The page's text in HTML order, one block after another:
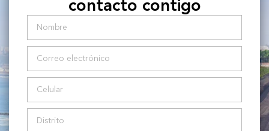
contacto contigo